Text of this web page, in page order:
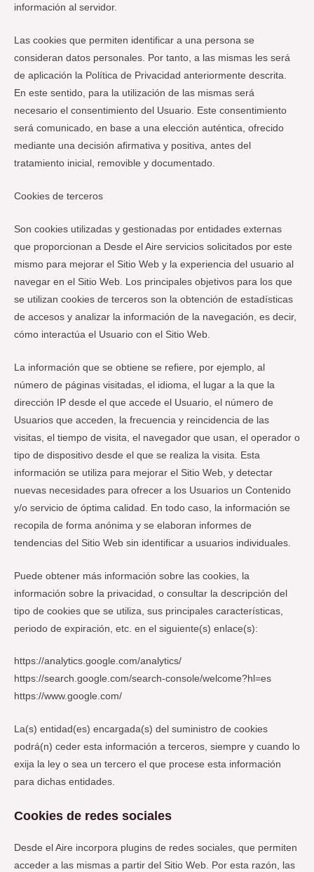
información al servidor.
Las cookies que permiten identificar a una persona se
consideran datos personales. Por tanto, a las mismas les será
de aplicación la Política de Privacidad anteriormente descrita.
En este sentido, para la utilización de las mismas será
necesario el consentimiento del Usuario. Este consentimiento
será comunicado, en base a una elección auténtica, ofrecido
mediante una decisión afirmativa y positiva, antes del
tratamiento inicial, removible y documentado.
Cookies de terceros
Son cookies utilizadas y gestionadas por entidades externas
que proporcionan a Desde el Aire servicios solicitados por este
mismo para mejorar el Sitio Web y la experiencia del usuario al
navegar en el Sitio Web. Los principales objetivos para los que
se utilizan cookies de terceros son la obtención de estadísticas
de accesos y analizar la información de la navegación, es decir,
cómo interactúa el Usuario con el Sitio Web.
La información que se obtiene se refiere, por ejemplo, al
número de páginas visitadas, el idioma, el lugar a la que la
dirección IP desde el que accede el Usuario, el número de
Usuarios que acceden, la frecuencia y reincidencia de las
visitas, el tiempo de visita, el navegador que usan, el operador o
tipo de dispositivo desde el que se realiza la visita. Esta
información se utiliza para mejorar el Sitio Web, y detectar
nuevas necesidades para ofrecer a los Usuarios un Contenido
y/o servicio de óptima calidad. En todo caso, la información se
recopila de forma anónima y se elaboran informes de
tendencias del Sitio Web sin identificar a usuarios individuales.
Puede obtener más información sobre las cookies, la
información sobre la privacidad, o consultar la descripción del
tipo de cookies que se utiliza, sus principales características,
periodo de expiración, etc. en el siguiente(s) enlace(s):
https://analytics.google.com/analytics/
https://search.google.com/search-console/welcome?hl=es
https://www.google.com/
La(s) entidad(es) encargada(s) del suministro de cookies
podrá(n) ceder esta información a terceros, siempre y cuando lo
exija la ley o sea un tercero el que procese esta información
para dichas entidades.
Cookies de redes sociales
Desde el Aire incorpora plugins de redes sociales, que permiten
acceder a las mismas a partir del Sitio Web. Por esta razón, las